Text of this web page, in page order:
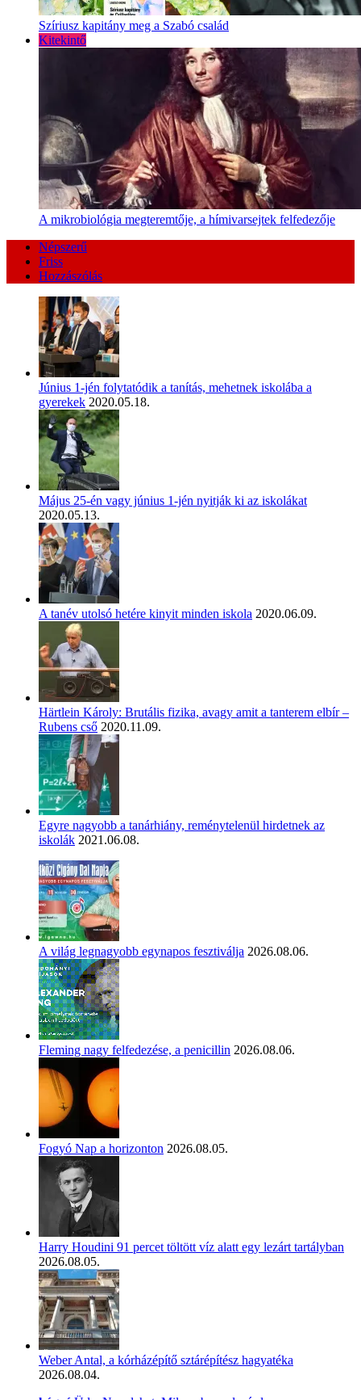
Szíriusz kapitány meg a Szabó család
Kitekintő
A mikrobiológia megteremtője, a hímivarsejtek felfedezője
Népszerű
Friss
Hozzászólás
Június 1-jén folytatódik a tanítás, mehetnek iskolába a
gyerekek 2020.05.18.
Május 25-én vagy június 1-jén nyitják ki az iskolákat
2020.05.13.
A tanév utolsó hetére kinyit minden iskola 2020.06.09.
Härtlein Károly: Brutális fizika, avagy amit a tanterem elbír –
Rubens cső 2020.11.09.
Egyre nagyobb a tanárhiány, reménytelenül hirdetnek az
iskolák 2021.06.08.
A világ legnagyobb egynapos fesztiválja 2026.08.06.
Fleming nagy felfedezése, a penicillin 2026.08.06.
Fogyó Nap a horizonton 2026.08.05.
Harry Houdini 91 percet töltött víz alatt egy lezárt tartályban
2026.08.05.
Weber Antal, a kórházépítő sztárépítész hagyatéka
2026.08.04.